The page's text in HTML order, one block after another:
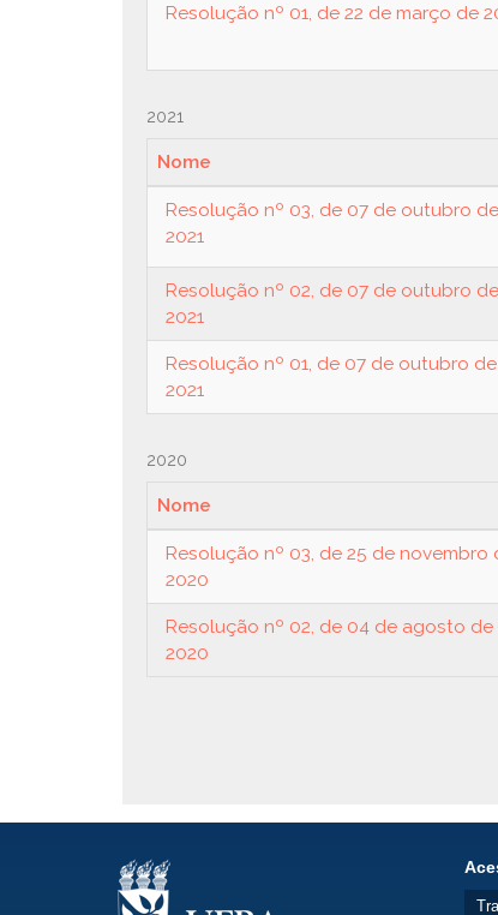
Resolução nº 01, de 22 de março de
2021
Nome
Resolução nº 03, de 07 de outubro de
2021
Resolução nº 02, de 07 de outubro de
2021
Resolução nº 01, de 07 de outubro de
2021
2020
Nome
Resolução nº 03, de 25 de novembro
2020
Resolução nº 02, de 04 de agosto de
2020